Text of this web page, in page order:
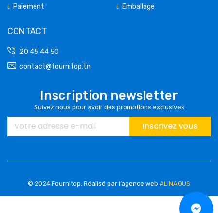
Paiement
Emballage
CONTACT
20 45 44 50
contact@fournitop.tn
Inscription newsletter
Suivez nous pour avoir des promotions exclusives
Inscrivez vous
© 2024 Fournitop. Réalisé par l’agence web ALINAOUS